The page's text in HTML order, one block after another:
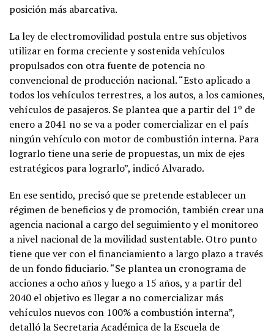
posición más abarcativa.
La ley de electromovilidad postula entre sus objetivos
utilizar en forma creciente y sostenida vehículos
propulsados con otra fuente de potencia no
convencional de producción nacional. “Esto aplicado a
todos los vehículos terrestres, a los autos, a los camiones,
vehículos de pasajeros. Se plantea que a partir del 1º de
enero a 2041 no se va a poder comercializar en el país
ningún vehículo con motor de combustión interna. Para
lograrlo tiene una serie de propuestas, un mix de ejes
estratégicos para lograrlo”, indicó Alvarado.
En ese sentido, precisó que se pretende establecer un
régimen de beneficios y de promoción, también crear una
agencia nacional a cargo del seguimiento y el monitoreo
a nivel nacional de la movilidad sustentable. Otro punto
tiene que ver con el financiamiento a largo plazo a través
de un fondo fiduciario. “Se plantea un cronograma de
acciones a ocho años y luego a 15 años, y a partir del
2040 el objetivo es llegar a no comercializar más
vehículos nuevos con 100% a combustión interna”,
detalló la Secretaria Académica de la Escuela de